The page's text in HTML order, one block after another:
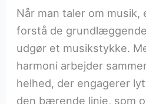
Når man taler om
forstå de
udgør et musikstykke.
harmoni arbejder
helhed, der engagerer
den bærende linje, som